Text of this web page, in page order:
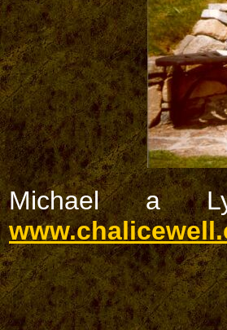
Michael a